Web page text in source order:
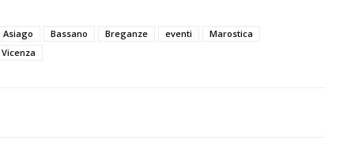
Asiago Bassano Breganze eventi
Marostica
Vicenza